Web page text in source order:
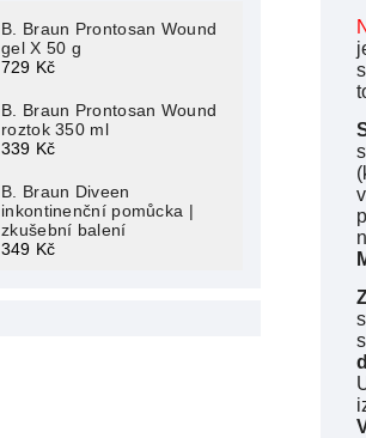
B. Braun Prontosan Wound
gel X 50 g
729 Kč
B. Braun Prontosan Wound
roztok 350 ml
339 Kč
B. Braun Diveen
inkontinenční pomůcka |
zkušební balení
349 Kč